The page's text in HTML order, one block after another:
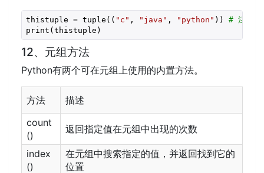
thistuple = tuple(( "c" , "java" , "python" )) # 注意双
print(thistuple)
12、元组方法
Python有两个可在元组上使用的内置方法。
方法
描述
count
()
返回指定值在元组中出现的次数
index
()
在元组中搜索指定的值，并返回找到它的
位置